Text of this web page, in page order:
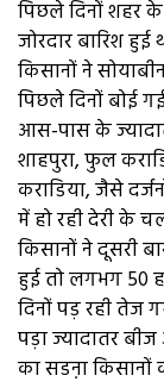
पिछले दिनों शहर
जोरदार बारिश
किसानों ने
पिछले दिनों बोई
आस-पास के
शाहपुरा, फुल
कराडिया, जैसे
में हो रही देरी के
किसानों ने दूसरी
हुई तो लगभग 50
दिनों पड़ रही तेज
पड़ा ज्यादातर
का सडऩा किसानों